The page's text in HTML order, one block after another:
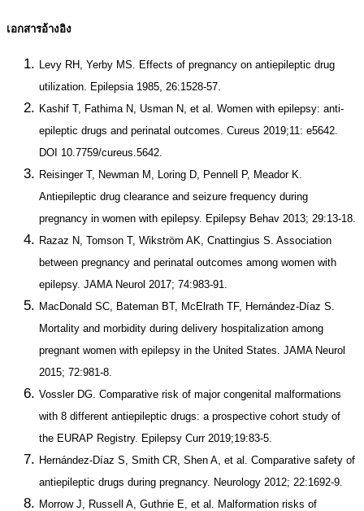
เอกสารอ้างอิง
Levy RH, Yerby MS. Effects of pregnancy on antiepileptic drug
utilization. Epilepsia 1985, 26:1528-57.
Kashif T, Fathima N, Usman N, et al. Women with epilepsy: anti-
epileptic drugs and perinatal outcomes. Cureus 2019;11: e5642.
DOI 10.7759/cureus.5642.
Reisinger T, Newman M, Loring D, Pennell P, Meador K.
Antiepileptic drug clearance and seizure frequency during
pregnancy in women with epilepsy. Epilepsy Behav 2013; 29:13-18.
Razaz N, Tomson T, Wikström AK, Cnattingius S. Association
between pregnancy and perinatal outcomes among women with
epilepsy. JAMA Neurol 2017; 74:983-91.
MacDonald SC, Bateman BT, McElrath TF, Hernández-Díaz S.
Mortality and morbidity during delivery hospitalization among
pregnant women with epilepsy in the United States. JAMA Neurol
2015; 72:981-8.
Vossler DG. Comparative risk of major congenital malformations
with 8 different antiepileptic drugs: a prospective cohort study of
the EURAP Registry. Epilepsy Curr 2019;19:83-5.
Hernández-Díaz S, Smith CR, Shen A, et al. Comparative safety of
antiepileptic drugs during pregnancy. Neurology 2012; 22:1692-9.
Morrow J, Russell A, Guthrie E, et al. Malformation risks of